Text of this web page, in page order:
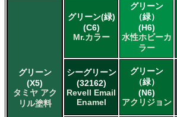
グリーン
(X5)
タミヤ アク
リル塗料
グリーン(緑)
(C6)
Mr.カラー
グリーン
（緑）
(H6)
水性ホビーカ
ラー
シーグリーン
(32162)
Revell Email
Enamel
グリーン
（緑）
(N6)
アクリジョン